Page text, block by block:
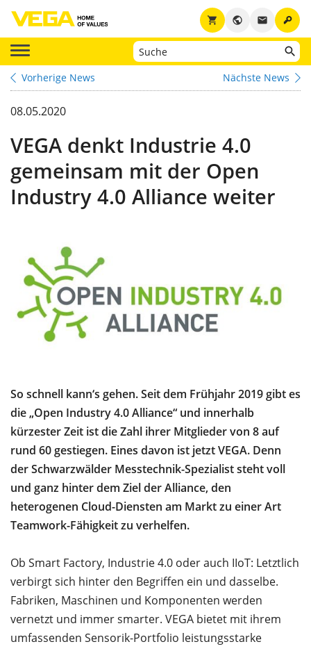
key
email
public
shopping_cart
Vorherige News Nächste News
08.05.2020
VEGA denkt Industrie 4.0
gemeinsam mit der Open
Industry 4.0 Alliance weiter
So schnell kann‘s gehen. Seit dem Frühjahr 2019 gibt es
die „Open Industry 4.0 Alliance“ und innerhalb
kürzester Zeit ist die Zahl ihrer Mitglieder von 8 auf
rund 60 gestiegen. Eines davon ist jetzt VEGA. Denn
der Schwarzwälder Messtechnik-Spezialist steht voll
und ganz hinter dem Ziel der Alliance, den
heterogenen Cloud-Diensten am Markt zu einer Art
Teamwork-Fähigkeit zu verhelfen.
Ob Smart Factory, Industrie 4.0 oder auch IIoT: Letztlich
verbirgt sich hinter den Begriffen ein und dasselbe.
Fabriken, Maschinen und Komponenten werden
vernetzt und immer smarter. VEGA bietet mit ihrem
umfassenden Sensorik-Portfolio leistungsstarke